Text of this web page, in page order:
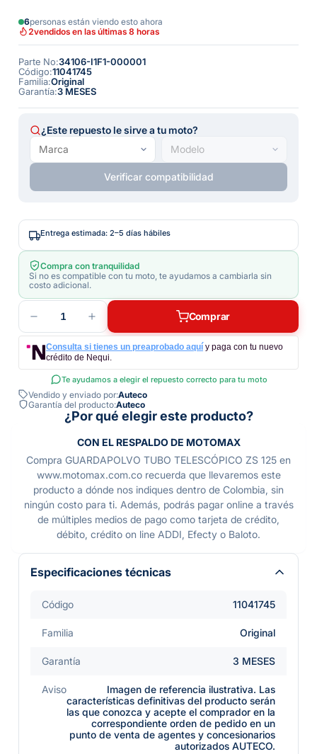
6personas están viendo esto ahora
2vendidos en las últimas 8 horas
Parte No:34106-I1F1-000001
Código:11041745
Familia:Original
Garantía:3 MESES
¿Este repuesto le sirve a tu moto?
Verificar compatibilidad
Entrega estimada: 2–5 días hábiles
Compra con tranquilidad
Si no es compatible con tu moto, te ayudamos a cambiarla sin
costo adicional.
1 Comprar
Consulta si tienes un preaprobado aquí y paga con tu nuevo
crédito de Nequi.
Te ayudamos a elegir el repuesto correcto para tu moto
Vendido y enviado por:Auteco
Garantía del producto:Auteco
¿Por qué elegir este producto?
CON EL RESPALDO DE MOTOMAX
Compra GUARDAPOLVO TUBO TELESCÓPICO ZS 125 en
www.motomax.com.co recuerda que llevaremos este
producto a dónde nos indiques dentro de Colombia, sin
ningún costo para ti. Además, podrás pagar online a través
de múltiples medios de pago como tarjeta de crédito,
débito, crédito on line ADDI, Efecty o Baloto.
Especificaciones técnicas
Código 11041745
Familia Original
Garantía 3 MESES
Aviso
Imagen de referencia ilustrativa. Las
características definitivas del producto serán
las que conozca y acepte el comprador en la
correspondiente orden de pedido en un
punto de venta de agentes y concesionarios
autorizados AUTECO.